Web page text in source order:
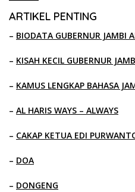
ARTIKEL PENTING
– BIODATA GUBERNUR JAMBI
– KISAH KECIL GUBERNUR
– KAMUS LENGKAP BAHASA
– AL HARIS WAYS – ALWAYS
– CAKAP KETUA EDI
– DOA
– DONGENG